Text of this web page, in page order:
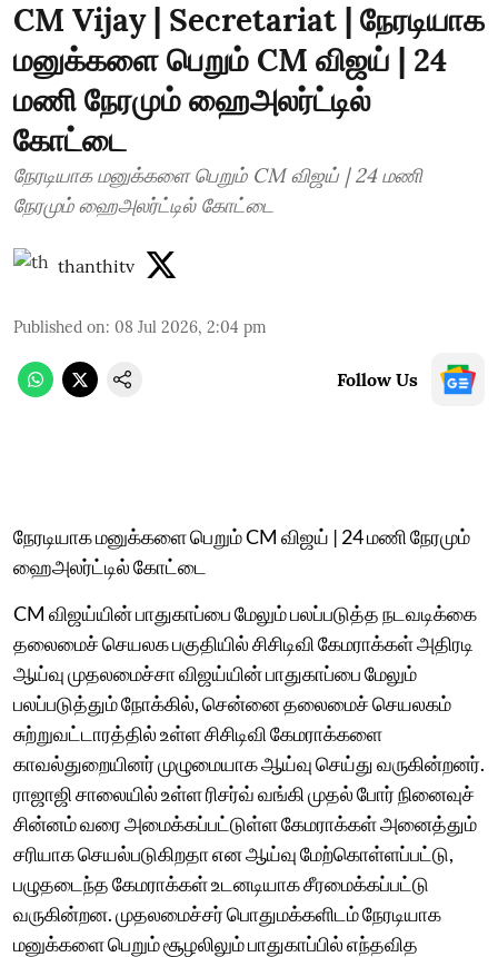
CM Vijay | Secretariat | நேரடியாக
மனுக்களை பெறும் CM விஜய் | 24
மணி நேரமும் ஹைஅலர்ட்டில்
கோட்டை
நேரடியாக மனுக்களை பெறும் CM விஜய் | 24 மணி
நேரமும் ஹைஅலர்ட்டில் கோட்டை
thanthitv
Published on: 08 Jul 2026, 2:04 pm
Follow Us
நேரடியாக மனுக்களை பெறும் CM விஜய் | 24 மணி நேரமும்
ஹைஅலர்ட்டில் கோட்டை
CM விஜய்யின் பாதுகாப்பை மேலும் பலப்படுத்த நடவடிக்கை
தலைமைச் செயலக பகுதியில் சிசிடிவி கேமராக்கள் அதிரடி
ஆய்வு முதலமைச்சா விஜய்யின் பாதுகாப்பை மேலும்
பலப்படுத்தும் நோக்கில், சென்னை தலைமைச் செயலகம்
சுற்றுவட்டாரத்தில் உள்ள சிசிடிவி கேமராக்களை
காவல்துறையினர் முழுமையாக ஆய்வு செய்து வருகின்றனர்.
ராஜாஜி சாலையில் உள்ள ரிசர்வ் வங்கி முதல் போர் நினைவுச்
சின்னம் வரை அமைக்கப்பட்டுள்ள கேமராக்கள் அனைத்தும்
சரியாக செயல்படுகிறதா என ஆய்வு மேற்கொள்ளப்பட்டு,
பழுதடைந்த கேமராக்கள் உடனடியாக சீரமைக்கப்பட்டு
வருகின்றன. முதலமைச்சர் பொதுமக்களிடம் நேரடியாக
மனுக்களை பெறும் சூழலிலும் பாதுகாப்பில் எந்தவித